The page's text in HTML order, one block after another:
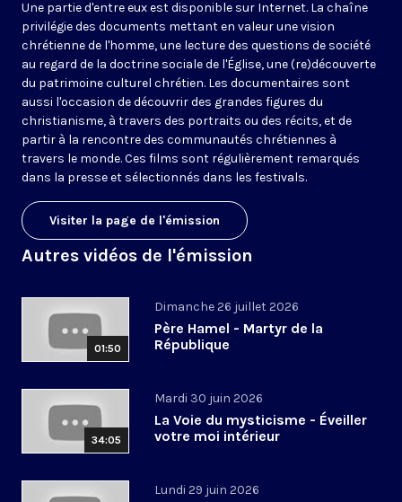
Une partie d'entre eux est disponible sur Internet. La chaîne
privilégie des documents mettant en valeur une vision
chrétienne de l'homme, une lecture des questions de société
au regard de la doctrine sociale de l'Église, une (re)découverte
du patrimoine culturel chrétien. Les documentaires sont
aussi l'occasion de découvrir des grandes figures du
christianisme, à travers des portraits ou des récits, et de
partir à la rencontre des communautés chrétiennes à
travers le monde. Ces films sont régulièrement remarqués
dans la presse et sélectionnés dans les festivals.
Visiter la page de l'émission
Autres vidéos de l'émission
01:50
Dimanche 26 juillet 2026
Père Hamel - Martyr de la
République
34:05
Mardi 30 juin 2026
La Voie du mysticisme - Éveiller
votre moi intérieur
Lundi 29 juin 2026